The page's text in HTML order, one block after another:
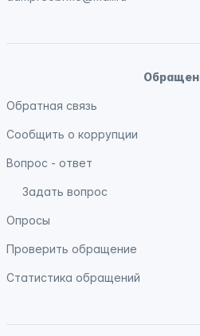
Обратная связь
Сообщить о коррупции
Вопрос - ответ
Задать вопрос
Опросы
Проверить обращение
Статистика обращений